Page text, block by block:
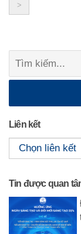
navigation
>
Tìm
kiếm:
Liên kết
Tin được quan